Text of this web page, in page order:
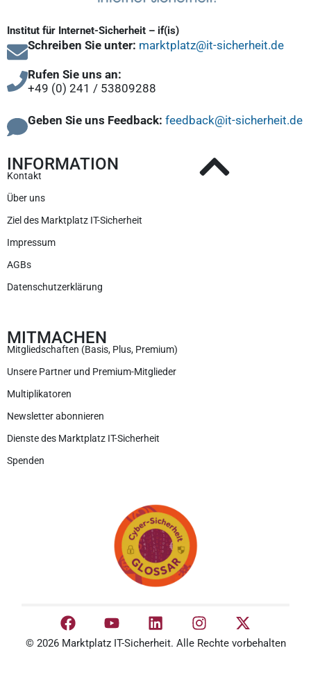
Institut für Internet-Sicherheit – if(is)
Schreiben Sie unter: marktplatz@it-sicherheit.de
Rufen Sie uns an:
+49 (0) 241 / 53809288
Geben Sie uns Feedback: feedback@it-sicherheit.de
INFORMATION
Kontakt
Über uns
Ziel des Marktplatz IT-Sicherheit
Impressum
AGBs
Datenschutzerklärung
MITMACHEN
Mitgliedschaften (Basis, Plus, Premium)
Unsere Partner und Premium-Mitglieder
Multiplikatoren
Newsletter abonnieren
Dienste des Marktplatz IT-Sicherheit
Spenden
© 2026 Marktplatz IT-Sicherheit. Alle Rechte vorbehalten